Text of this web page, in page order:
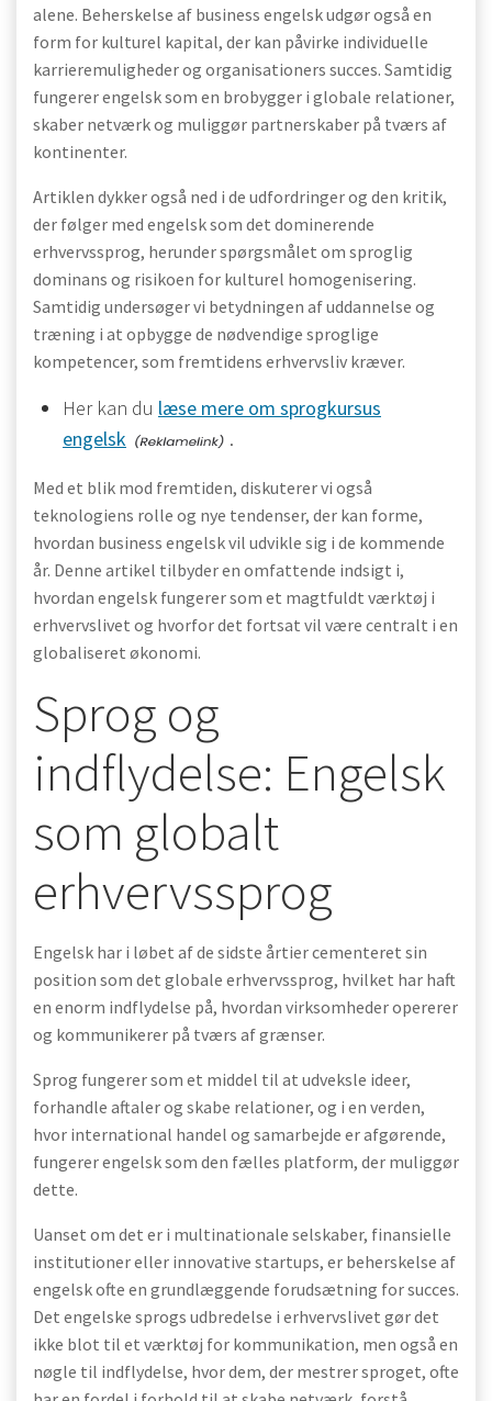
alene. Beherskelse af business engelsk udgør også en
form for kulturel kapital, der kan påvirke individuelle
karrieremuligheder og organisationers succes. Samtidig
fungerer engelsk som en brobygger i globale relationer,
skaber netværk og muliggør partnerskaber på tværs af
kontinenter.
Artiklen dykker også ned i de udfordringer og den kritik,
der følger med engelsk som det dominerende
erhvervssprog, herunder spørgsmålet om sproglig
dominans og risikoen for kulturel homogenisering.
Samtidig undersøger vi betydningen af uddannelse og
træning i at opbygge de nødvendige sproglige
kompetencer, som fremtidens erhvervsliv kræver.
Her kan du læse mere om sprogkursus
engelsk
.
Med et blik mod fremtiden, diskuterer vi også
teknologiens rolle og nye tendenser, der kan forme,
hvordan business engelsk vil udvikle sig i de kommende
år. Denne artikel tilbyder en omfattende indsigt i,
hvordan engelsk fungerer som et magtfuldt værktøj i
erhvervslivet og hvorfor det fortsat vil være centralt i en
globaliseret økonomi.
Sprog og
indflydelse: Engelsk
som globalt
erhvervssprog
Engelsk har i løbet af de sidste årtier cementeret sin
position som det globale erhvervssprog, hvilket har haft
en enorm indflydelse på, hvordan virksomheder opererer
og kommunikerer på tværs af grænser.
Sprog fungerer som et middel til at udveksle ideer,
forhandle aftaler og skabe relationer, og i en verden,
hvor international handel og samarbejde er afgørende,
fungerer engelsk som den fælles platform, der muliggør
dette.
Uanset om det er i multinationale selskaber, finansielle
institutioner eller innovative startups, er beherskelse af
engelsk ofte en grundlæggende forudsætning for succes.
Det engelske sprogs udbredelse i erhvervslivet gør det
ikke blot til et værktøj for kommunikation, men også en
nøgle til indflydelse, hvor dem, der mestrer sproget, ofte